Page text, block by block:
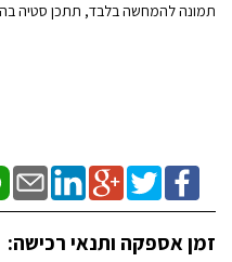
תמונה להמחשה בלבד, תתכן סטיה
זמן אספקה ותנאי רכישה: